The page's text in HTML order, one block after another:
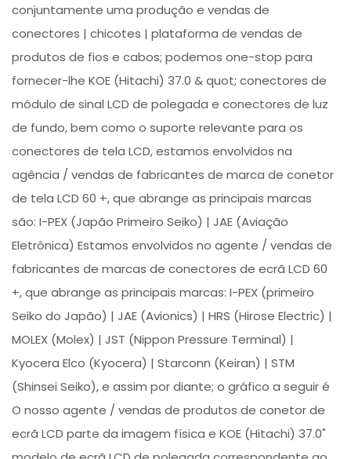
conjuntamente uma produção e vendas de
conectores | chicotes | plataforma de vendas de
produtos de fios e cabos; podemos one-stop para
fornecer-lhe KOE (Hitachi) 37.0 & quot; conectores de
módulo de sinal LCD de polegada e conectores de luz
de fundo, bem como o suporte relevante para os
conectores de tela LCD, estamos envolvidos na
agência / vendas de fabricantes de marca de conetor
de tela LCD 60 +, que abrange as principais marcas
são: I-PEX (Japão Primeiro Seiko) | JAE (Aviação
Eletrônica) Estamos envolvidos no agente / vendas de
fabricantes de marcas de conectores de ecrã LCD 60
+, que abrange as principais marcas: I-PEX (primeiro
Seiko do Japão) | JAE (Avionics) | HRS (Hirose Electric) |
MOLEX (Molex) | JST (Nippon Pressure Terminal) |
Kyocera Elco (Kyocera) | Starconn (Keiran) | STM
(Shinsei Seiko), e assim por diante; o gráfico a seguir é
O nosso agente / vendas de produtos de conetor de
ecrã LCD parte da imagem física e KOE (Hitachi) 37.0"